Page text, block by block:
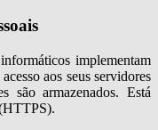
implementam
aos seus servidores
são armazenados. Está